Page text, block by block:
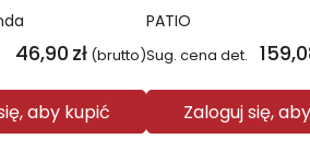
46,90 zł (brutto)
aby kupić
PATIO
Sug. cena det.
Zaloguj się,